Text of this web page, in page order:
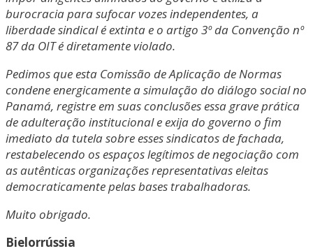
burocracia para sufocar vozes independentes, a
liberdade sindical é extinta e o artigo 3º da Convenção nº
87 da OIT é diretamente violado.
Pedimos que esta Comissão de Aplicação de Normas
condene energicamente a simulação do diálogo social no
Panamá, registre em suas conclusões essa grave prática
de adulteração institucional e exija do governo o fim
imediato da tutela sobre esses sindicatos de fachada,
restabelecendo os espaços legítimos de negociação com
as autênticas organizações representativas eleitas
democraticamente pelas bases trabalhadoras.
Muito obrigado.
Bielorrússia